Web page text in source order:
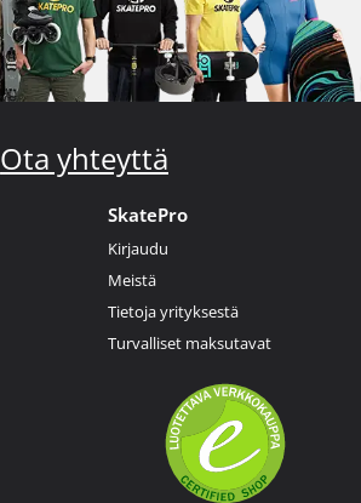
Ota yhteyttä
SkatePro
Kirjaudu
Meistä
Tietoja yrityksestä
Turvalliset maksutavat